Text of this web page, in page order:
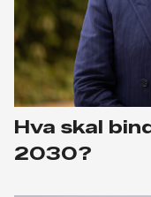
Hva skal
2030?